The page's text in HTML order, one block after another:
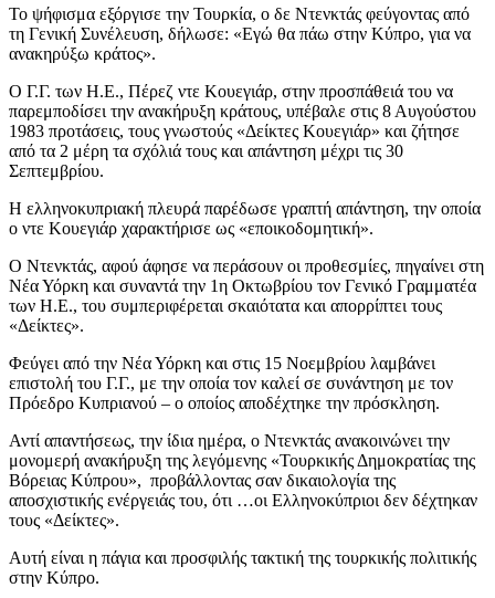
Το ψήφισμα εξόργισε την Τουρκία, ο δε Ντενκτάς φεύγοντας από
τη Γενική Συνέλευση, δήλωσε: «Εγώ θα πάω στην Κύπρο, για να
ανακηρύξω κράτος».
Ο Γ.Γ. των Η.Ε., Πέρεζ ντε Κουεγιάρ, στην προσπάθειά του να
παρεμποδίσει την ανακήρυξη κράτους, υπέβαλε στις 8 Αυγούστου
1983 προτάσεις, τους γνωστούς «Δείκτες Κουεγιάρ» και ζήτησε
από τα 2 μέρη τα σχόλιά τους και απάντηση μέχρι τις 30
Σεπτεμβρίου.
Η ελληνοκυπριακή πλευρά παρέδωσε γραπτή απάντηση, την οποία
ο ντε Κουεγιάρ χαρακτήρισε ως «εποικοδομητική».
Ο Ντενκτάς, αφού άφησε να περάσουν οι προθεσμίες, πηγαίνει στη
Νέα Υόρκη και συναντά την 1η Οκτωβρίου τον Γενικό Γραμματέα
των Η.Ε., του συμπεριφέρεται σκαιότατα και απορρίπτει τους
«Δείκτες».
Φεύγει από την Νέα Υόρκη και στις 15 Νοεμβρίου λαμβάνει
επιστολή του Γ.Γ., με την οποία τον καλεί σε συνάντηση με τον
Πρόεδρο Κυπριανού – ο οποίος αποδέχτηκε την πρόσκληση.
Αντί απαντήσεως, την ίδια ημέρα, ο Ντενκτάς ανακοινώνει την
μονομερή ανακήρυξη της λεγόμενης «Τουρκικής Δημοκρατίας της
Βόρειας Κύπρου», προβάλλοντας σαν δικαιολογία της
αποσχιστικής ενέργειάς του, ότι …οι Ελληνοκύπριοι δεν δέχτηκαν
τους «Δείκτες».
Αυτή είναι η πάγια και προσφιλής τακτική της τουρκικής πολιτικής
στην Κύπρο.